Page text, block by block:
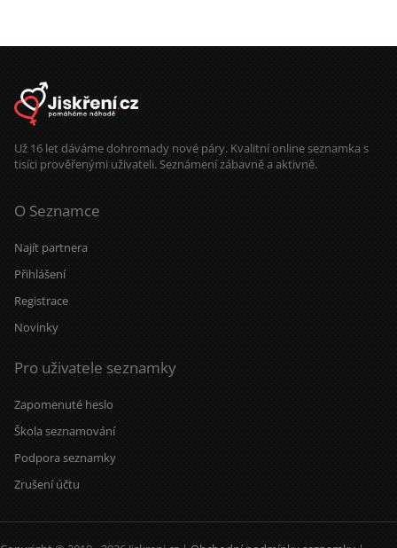
Už 16 let dáváme dohromady nové páry. Kvalitní online seznamka s
tisíci prověřenými uživateli. Seznámení zábavně a aktivně.
O Seznamce
Najít partnera
Přihlášení
Registrace
Novinky
Pro uživatele seznamky
Zapomenuté heslo
Škola seznamování
Podpora seznamky
Zrušení účtu